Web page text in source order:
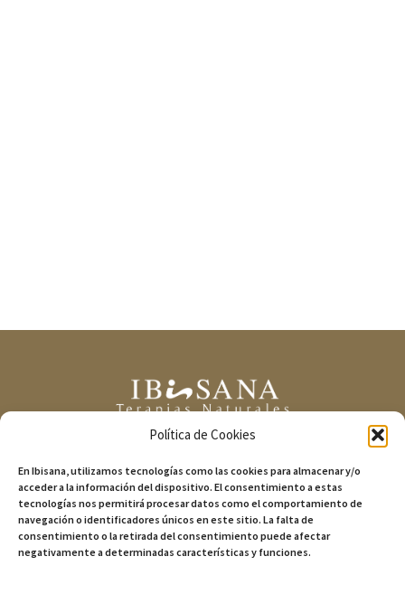
Política de Cookies
En Ibisana, utilizamos tecnologías como las cookies para almacenar y/o
acceder a la información del dispositivo. El consentimiento a estas
tecnologías nos permitirá procesar datos como el comportamiento de
navegación o identificadores únicos en este sitio. La falta de
consentimiento o la retirada del consentimiento puede afectar
negativamente a determinadas características y funciones.
+34 683 671 985
Carrer de Canàries, 29, 07800 Eivissa, Illes
Balears.